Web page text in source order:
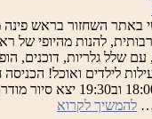
באתר השחזור בראש פינה
להנות מהיופי של
שלל גלריות, דוכנים,
לילדים ואוכל!
בשעות 18:00 וב19:30 יצא
… להמשיך לקרוא